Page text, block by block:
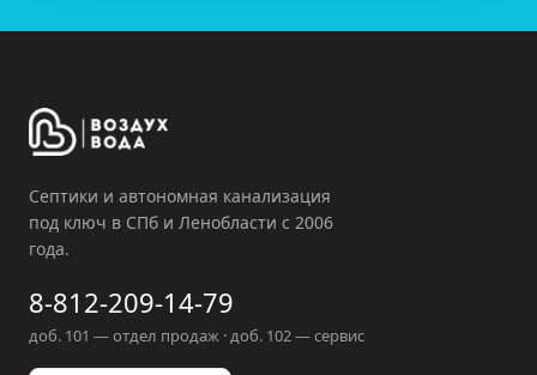
Септики и автономная канализация
под ключ в СПб и Ленобласти с 2006
года.
8-812-209-14-79
доб. 101 — отдел продаж · доб. 102— сервис